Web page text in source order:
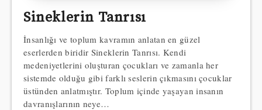
Sineklerin Tanrısı
İnsanlığı ve toplum kavramın anlatan en güzel
eserlerden biridir Sineklerin Tanrısı. Kendi
medeniyetlerini oluşturan çocukları ve zamanla her
sistemde olduğu gibi farklı seslerin çıkmasını çocuklar
üstünden anlatmıştır. Toplum içinde yaşayan insanın
davranışlarının neye…